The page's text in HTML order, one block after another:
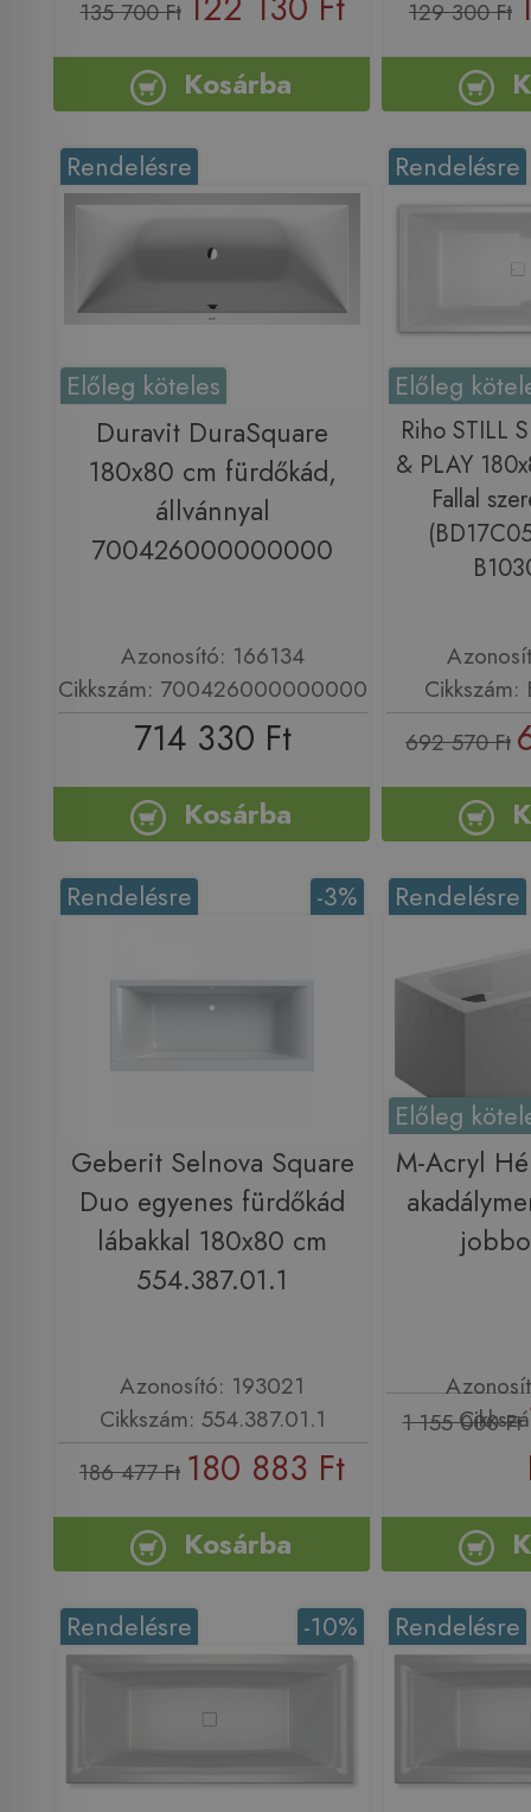
135 700 Ft
Kosárba
129 300 Ft
Rendelésre
Előleg köteles
Duravit DuraSquare
180x80 cm fürdőkád,
állvánnyal
700426000000000
Azonosító: 166134
Cikkszám: 700426000000000
714 330 Ft
Kosárba
Rendelésre
Előleg
Riho STILL
& PLAY
Fallal
692 570 Ft
-3%
Rendelésre
Geberit Selnova Square
Duo egyenes fürdőkád
lábakkal 180x80 cm
554.387.01.1
Azonosító: 193021
Cikkszám: 554.387.01.1
186 477 Ft 180 883 Ft
Kosárba
Rendelésre
Előleg
M-Acryl
1 155 000 Ft
-10%
Rendelésre Rendelésre